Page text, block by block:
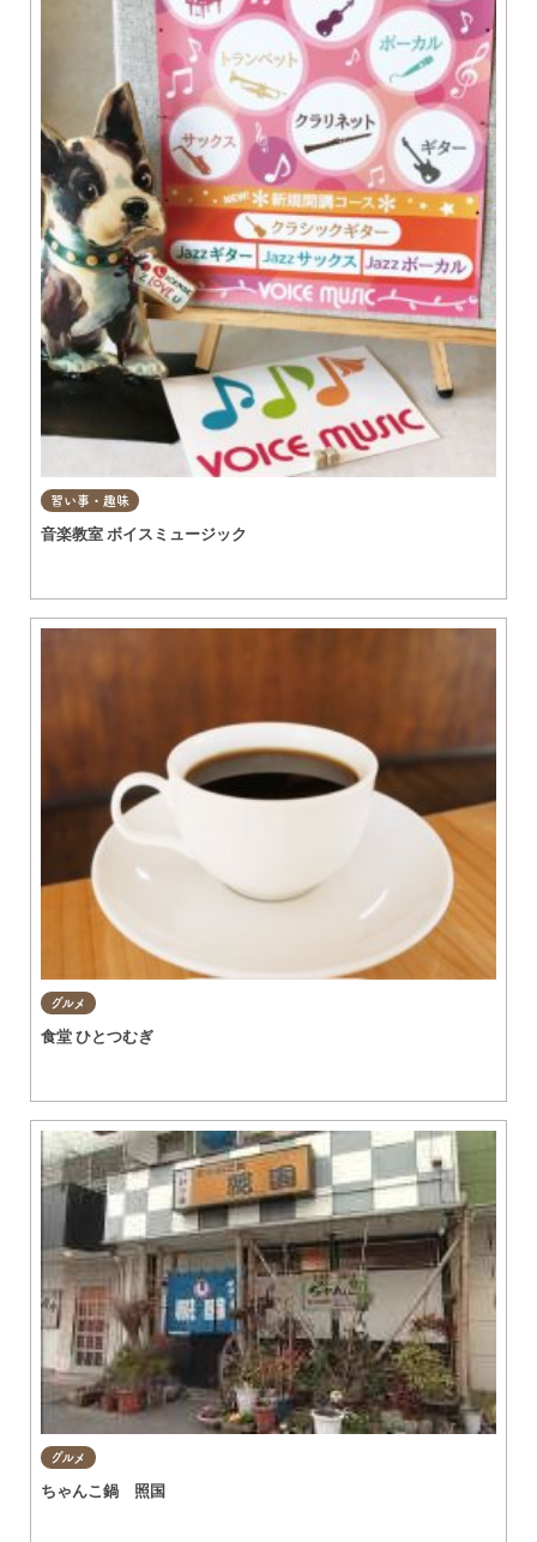
習い事・趣味
音楽教室 ボイスミュージック
グルメ
食堂 ひとつむぎ
グルメ
ちゃんこ鍋 照国